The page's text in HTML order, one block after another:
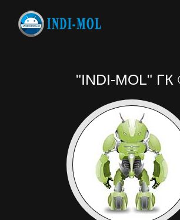
"INDI-MOL" ГК